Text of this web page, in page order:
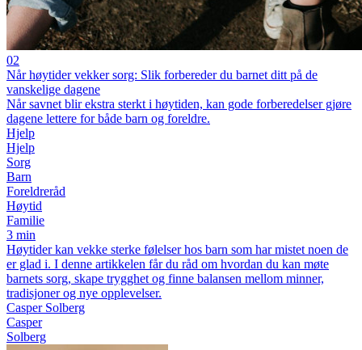
02
Når høytider vekker sorg: Slik forbereder du barnet ditt på de
vanskelige dagene
Når savnet blir ekstra sterkt i høytiden, kan gode forberedelser gjøre
dagene lettere for både barn og foreldre.
Hjelp
Hjelp
Sorg
Barn
Foreldreråd
Høytid
Familie
3 min
Høytider kan vekke sterke følelser hos barn som har mistet noen de
er glad i. I denne artikkelen får du råd om hvordan du kan møte
barnets sorg, skape trygghet og finne balansen mellom minner,
tradisjoner og nye opplevelser.
Casper Solberg
Casper
Solberg